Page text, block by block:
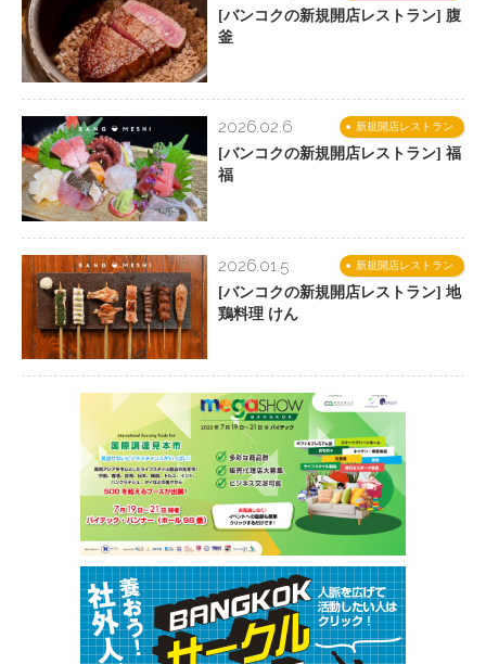
[バンコクの新規開店レストラン] 腹
釜
新規開店レストラン
2026.02.6
[バンコクの新規開店レストラン] 福
福
新規開店レストラン
2026.01.5
[バンコクの新規開店レストラン] 地
鶏料理 けん